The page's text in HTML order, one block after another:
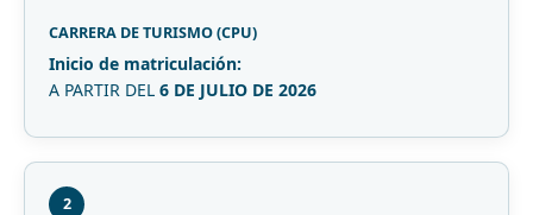
CARRERA DE TURISMO (CPU)
Inicio de matriculación:
A PARTIR DEL 6 DE JULIO DE 2026
2